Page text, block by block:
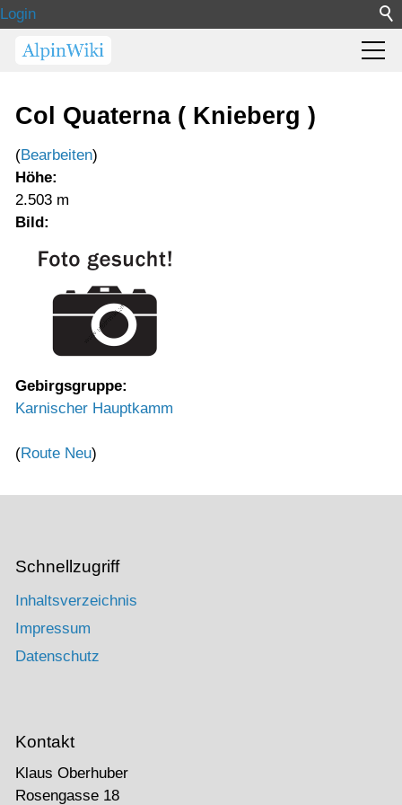
Login
Col Quaterna ( Knieberg )
(Bearbeiten)
Höhe:
2.503 m
Bild:
Gebirgsgruppe:
Karnischer Hauptkamm
(Route Neu)
Schnellzugriff
Inhaltsverzeichnis
Impressum
Datenschutz
Kontakt
Klaus Oberhuber
Rosengasse 18